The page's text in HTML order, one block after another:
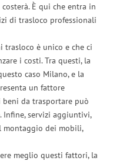
È qui che entra in
di trasloco professionali
trasloco è unico e che ci
i costi. Tra questi, la
caso Milano, e la
un fattore
beni da trasportare può
servizi aggiuntivi,
montaggio dei mobili,
meglio questi fattori, la